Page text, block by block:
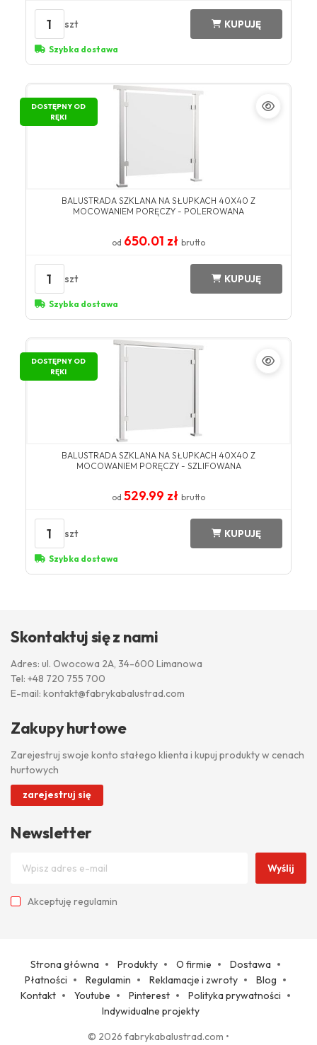
1 szt KUPUJĘ
Szybka dostawa
DOSTĘPNY OD
RĘKI
BALUSTRADA SZKLANA NA SŁUPKACH 40X40 Z
MOCOWANIEM PORĘCZY - POLEROWANA
od 650.01 zł brutto
1 szt KUPUJĘ
Szybka dostawa
DOSTĘPNY OD
RĘKI
BALUSTRADA SZKLANA NA SŁUPKACH 40X40 Z
MOCOWANIEM PORĘCZY - SZLIFOWANA
od 529.99 zł brutto
1 szt KUPUJĘ
Szybka dostawa
Skontaktuj się z nami
Adres: ul. Owocowa 2A, 34-600 Limanowa
Tel: +48 720 755 700
E-mail: kontakt@fabrykabalustrad.com
Zakupy hurtowe
Zarejestruj swoje konto stałego klienta i kupuj produkty w cenach
hurtowych
zarejestruj się
Newsletter
Wyślij
Akceptuję regulamin
Strona główna Produkty O firmie
Dostawa
Płatności
Regulamin Reklamacje i zwroty
Blog
Kontakt
Youtube Pinterest
Polityka prywatności
Indywidualne projekty
© 2026 fabrykabalustrad.com •